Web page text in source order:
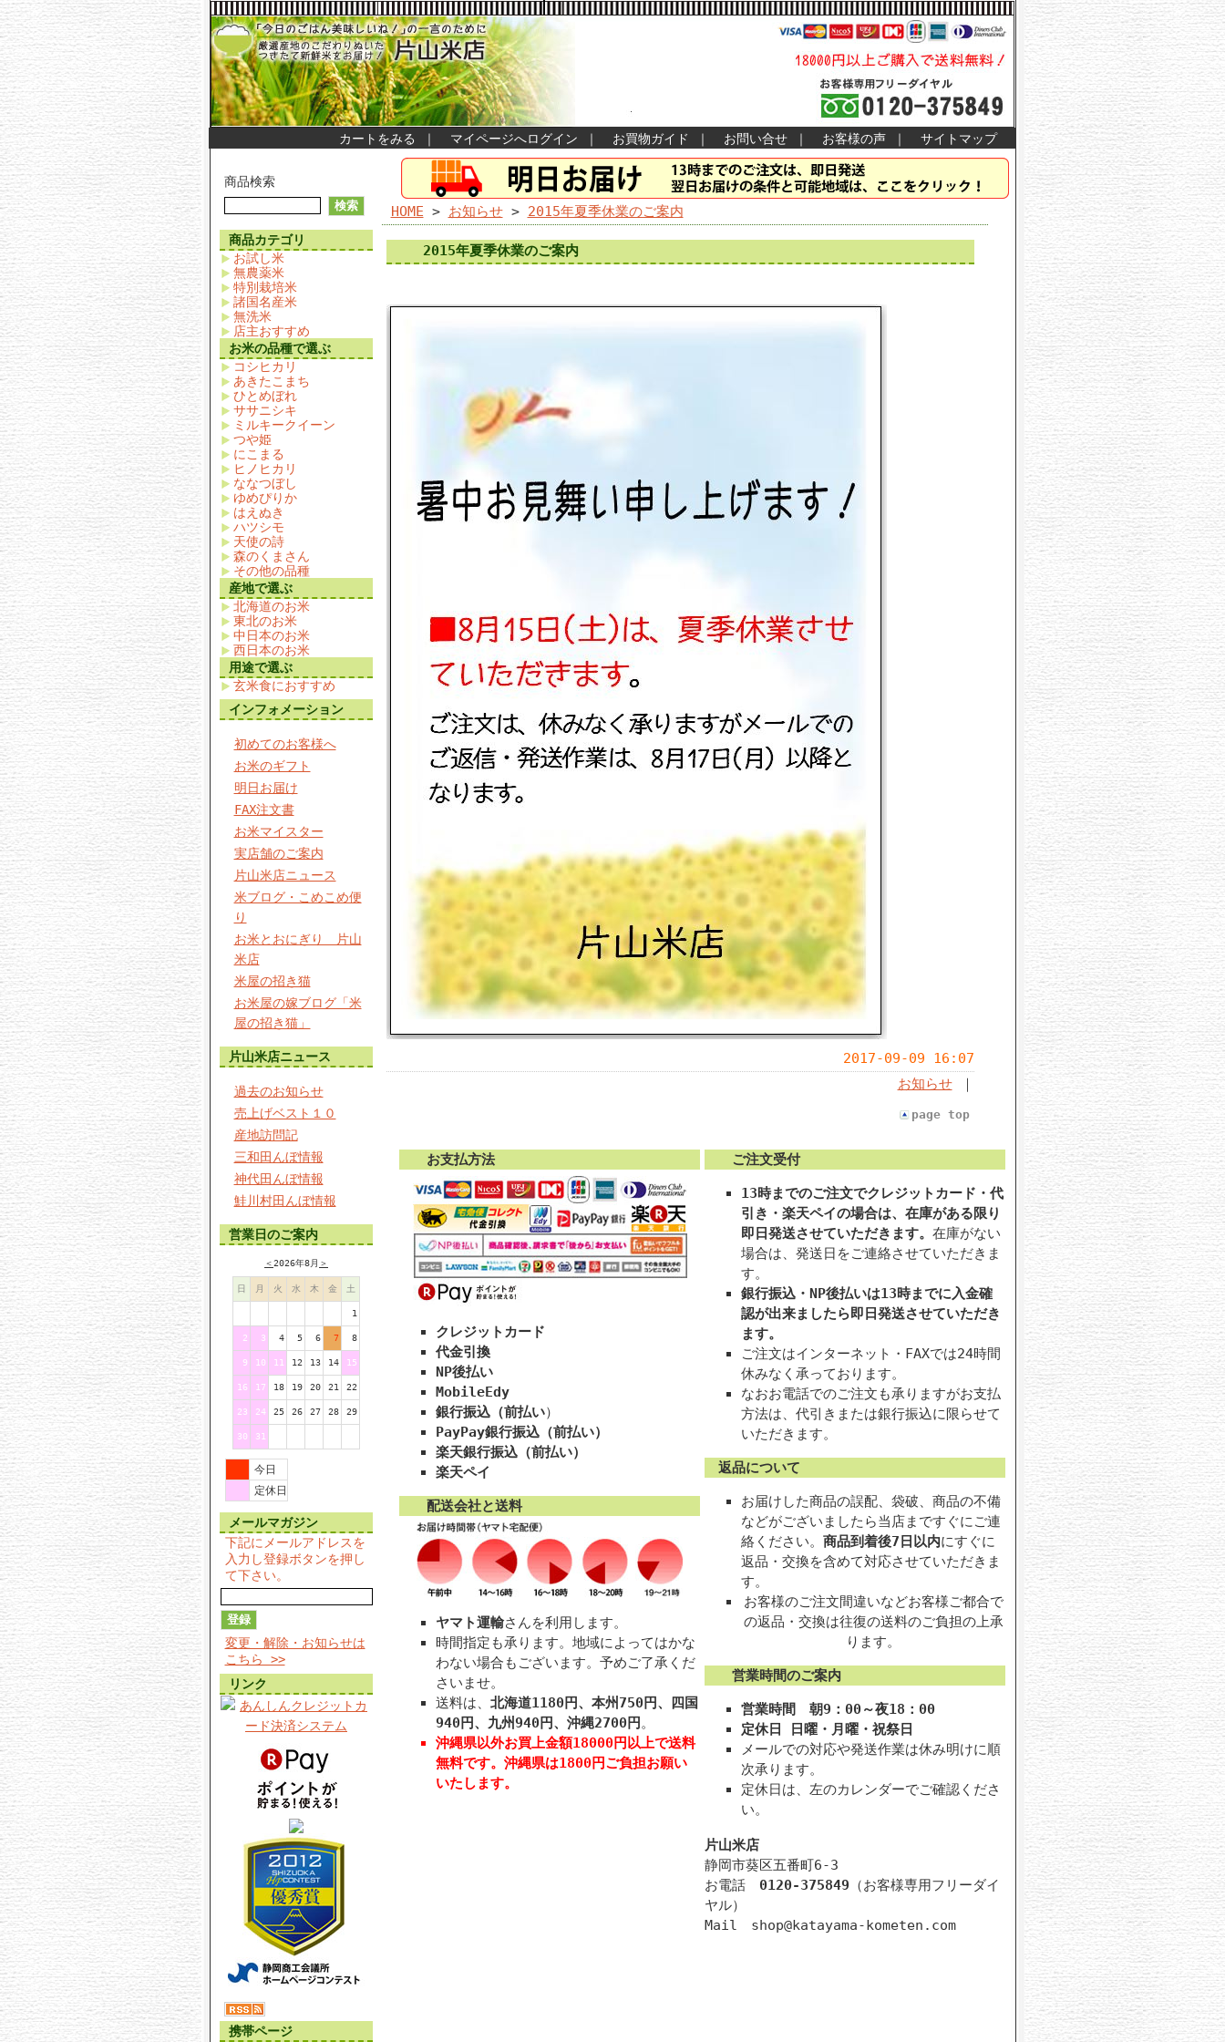
カートをみる ｜ マイページへログイン ｜ お買物ガイド ｜ お問い合せ｜ お客様の声｜ サイトマップ
商品検索
商品カテゴリ
お試し米
無農薬米
特別栽培米
諸国名産米
無洗米
店主おすすめ
お米の品種で選ぶ
コシヒカリ
あきたこまち
ひとめぼれ
ササニシキ
ミルキークイーン
つや姫
にこまる
ヒノヒカリ
ななつぼし
ゆめぴりか
はえぬき
ハツシモ
天使の詩
森のくまさん
その他の品種
産地で選ぶ
北海道のお米
東北のお米
中日本のお米
西日本のお米
用途で選ぶ
玄米食におすすめ
インフォメーション
初めてのお客様へ
お米のギフト
明日お届け
FAX注文書
お米マイスター
実店舗のご案内
片山米店ニュース
米ブログ・こめこめ便
り
お米とおにぎり 片山
米店
米屋の招き猫
お米屋の嫁ブログ「米
屋の招き猫」
片山米店ニュース
過去のお知らせ
売上げベスト１０
産地訪問記
三和田んぼ情報
神代田んぼ情報
鮭川村田んぼ情報
営業日のご案内
＜2026年8月 ＞
日 月 火 水 木 金 土
1
2 3 4 5 6 7 8
9 10 11 12 13 14 15
16 17 18 19 20 21 22
23 24 25 26 27 28 29
30 31
今日
定休日
メールマガジン
下記にメールアドレスを
入力し登録ボタンを押し
て下さい。
変更・解除・お知らせは
こちら >>
リンク
携帯ページ
HOME > お知らせ> 2015年夏季休業のご案内
2015年夏季休業のご案内
2017-09-09 16:07
お知らせ｜
page top
お支払方法
クレジットカード
代金引換
NP後払い
MobileEdy
銀行振込（前払い）
PayPay銀行振込（前払い）
楽天銀行振込（前払い）
楽天ペイ
配送会社と送料
ヤマト運輸さんを利用します。
時間指定も承ります。地域によってはかな
わない場合もございます。予めご了承くだ
さいませ。
送料は、 北海道1180円、本州750円、四国
940円、九州940円、沖縄2700円。
沖縄県以外お買上金額18000円以上で送料
無料です。 沖縄県は1800円ご負担お願い
いたします。
ご注文受付
13時までのご注文でクレジットカード・代
引き・楽天ペイの場合は、在庫がある限り
即日発送させていただきます。 在庫がない
場合は、発送日をご連絡させていただきま
す。
銀行振込・NP後払いは13時までに入金確
認が出来ましたら即日発送させていただき
ます。
ご注文はインターネット・FAXでは24時間
休みなく承っております。
なおお電話でのご注文も承りますがお支払
方法は、代引きまたは銀行振込に限らせて
いただきます。
返品について
お届けした商品の誤配、袋破、商品の不備
などがございましたら当店まですぐにご連
絡ください。 商品到着後7日以内にすぐに
返品・交換を含めて対応させていただきま
す。
お客様のご注文間違いなどお客様ご都合で
の返品・交換は往復の送料のご負担の上承
ります。
営業時間のご案内
営業時間 朝9：00～夜18：00
定休日 日曜・月曜・祝祭日
メールでの対応や発送作業は休み明けに順
次承ります。
定休日は、左のカレンダーでご確認くださ
い。
片山米店
静岡市葵区五番町6-3
お電話 0120-375849 （お客様専用フリーダイ
ヤル）
Mail shop@katayama-kometen.com